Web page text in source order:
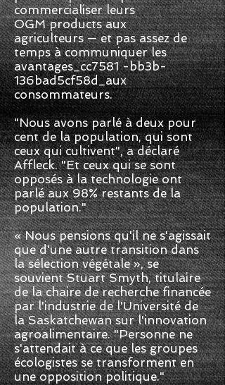
commercialiser leurs
OGM products aux
agriculteurs — et pas assez de
temps à communiquer les
avantages_cc7581 -bb3b-
136bad5cf58d_aux
consommateurs.
​
"Nous avons parlé à deux pour
cent de la population, qui sont
ceux qui cultivent", a déclaré
Affleck. "Et ceux qui se sont
opposés à la technologie ont
parlé aux 98% restants de la
population."
« Nous pensions qu'il ne s'agissait
que d'une autre transition dans
la sélection végétale », se
souvient Stuart Smyth, titulaire
de la chaire de recherche financée
par l'industrie de l'Université de
la Saskatchewan sur l'innovation
agroalimentaire. "Personne ne
s'attendait à ce que les groupes
écologistes se transforment en
une opposition politique."